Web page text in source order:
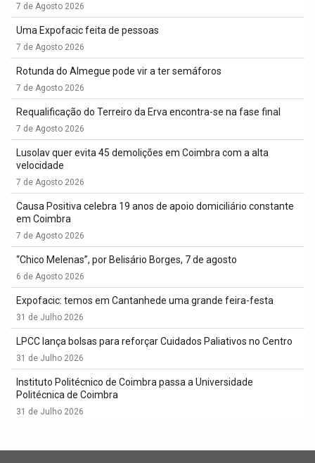
7 de Agosto 2026
Uma Expofacic feita de pessoas
7 de Agosto 2026
Rotunda do Almegue pode vir a ter semáforos
7 de Agosto 2026
Requalificação do Terreiro da Erva encontra-se na fase final
7 de Agosto 2026
Lusolav quer evita 45 demolições em Coimbra com a alta
velocidade
7 de Agosto 2026
Causa Positiva celebra 19 anos de apoio domiciliário constante
em Coimbra
7 de Agosto 2026
“Chico Melenas”, por Belisário Borges, 7 de agosto
6 de Agosto 2026
Expofacic: temos em Cantanhede uma grande feira-festa
31 de Julho 2026
LPCC lança bolsas para reforçar Cuidados Paliativos no Centro
31 de Julho 2026
Instituto Politécnico de Coimbra passa a Universidade
Politécnica de Coimbra
31 de Julho 2026